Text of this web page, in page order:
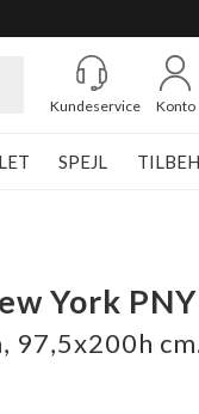
Kundeservice Konto
SPEJL
York
97,5x200h